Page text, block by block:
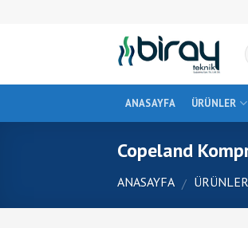
ANASAYFA ÜRÜNLER
Copeland
ANASAYFA / ÜRÜNLER